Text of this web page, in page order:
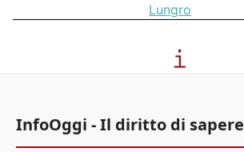
Lungro
InfoOggi - Il diritto di sapere